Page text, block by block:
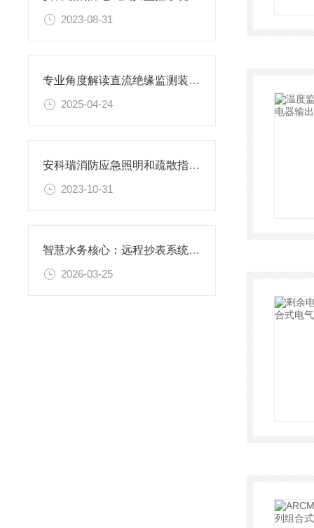
2023-08-31
专业角度解读直流绝缘监测装置定期保养的规范与流程
2025-04-24
安科瑞消防应急照明和疏散指示系统在东营市鸿发广场的应用
2023-10-31
智慧水务核心：远程抄表系统架构与组网方案
2026-03-25